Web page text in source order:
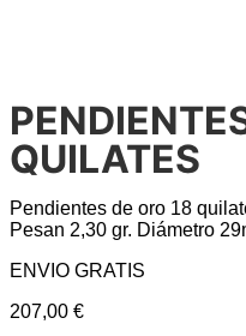
QUILATES
Pendientes de oro 18
Pesan 2,30 gr. Diámetro
ENVIO GRATIS
207,00 €